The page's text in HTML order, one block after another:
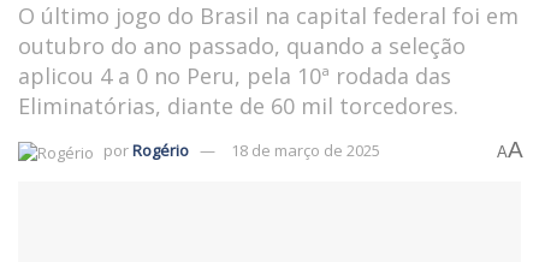
O último jogo do Brasil na capital federal foi em
outubro do ano passado, quando a seleção
aplicou 4 a 0 no Peru, pela 10ª rodada das
Eliminatórias, diante de 60 mil torcedores.
porRogério 18 de março de 2025 AA